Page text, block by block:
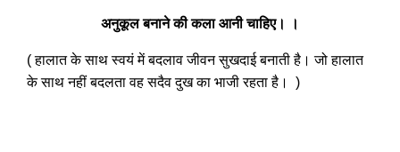
अनुकूल बनाने की कला आनी चाहिए। ।
( हालात के साथ स्वयं में बदलाव जीवन सुखदाई बनाती है। जो हालात
के साथ नहीं बदलता वह सदैव दुख का भाजी रहता है। )